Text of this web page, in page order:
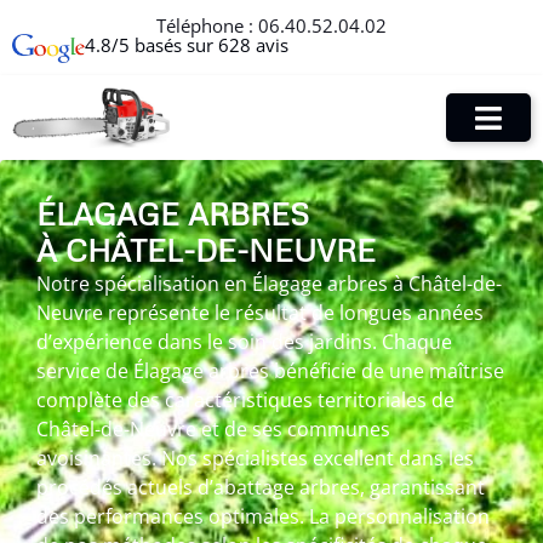
Téléphone : 06.40.52.04.02
4.8/5 basés sur 628 avis
ÉLAGAGE ARBRES
À CHÂTEL-DE-NEUVRE
Notre spécialisation en Élagage arbres à Châtel-de-
Neuvre représente le résultat de longues années
d’expérience dans le soin des jardins. Chaque
service de Élagage arbres bénéficie de une maîtrise
complète des caractéristiques territoriales de
Châtel-de-Neuvre et de ses communes
avoisinantes. Nos spécialistes excellent dans les
procédés actuels d’abattage arbres, garantissant
des performances optimales. La personnalisation